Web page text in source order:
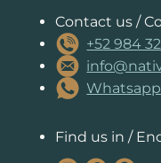
Contact us /
+52 984
Whatsapp
Find us in /